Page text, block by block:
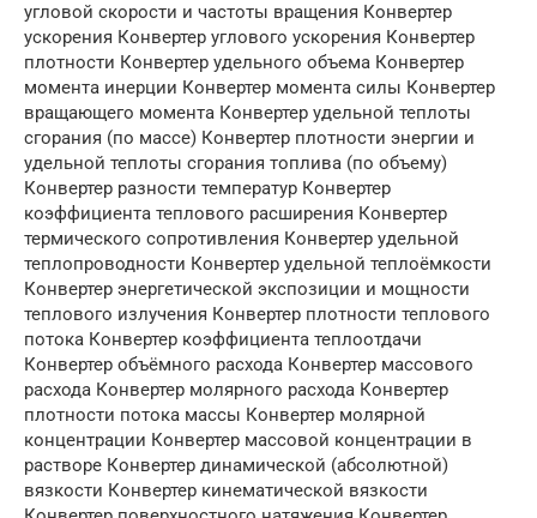
угловой скорости и частоты вращения Конвертер
ускорения Конвертер углового ускорения Конвертер
плотности Конвертер удельного объема Конвертер
момента инерции Конвертер момента силы Конвертер
вращающего момента Конвертер удельной теплоты
сгорания (по массе) Конвертер плотности энергии и
удельной теплоты сгорания топлива (по объему)
Конвертер разности температур Конвертер
коэффициента теплового расширения Конвертер
термического сопротивления Конвертер удельной
теплопроводности Конвертер удельной теплоёмкости
Конвертер энергетической экспозиции и мощности
теплового излучения Конвертер плотности теплового
потока Конвертер коэффициента теплоотдачи
Конвертер объёмного расхода Конвертер массового
расхода Конвертер молярного расхода Конвертер
плотности потока массы Конвертер молярной
концентрации Конвертер массовой концентрации в
растворе Конвертер динамической (абсолютной)
вязкости Конвертер кинематической вязкости